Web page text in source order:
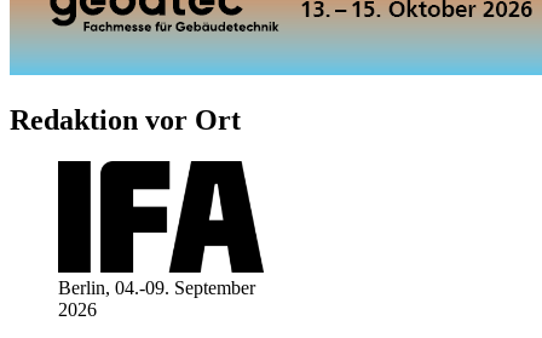
Redaktion vor Ort
Berlin, 04.-09. September
2026